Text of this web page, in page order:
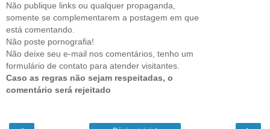
Não publique links ou qualquer propaganda,
somente se complementarem a postagem em que
está comentando.
Não poste pornografia!
Não deixe seu e-mail nos comentários, tenho um
formulário de contato para atender visitantes.
Caso as regras não sejam respeitadas, o
comentário será rejeitado